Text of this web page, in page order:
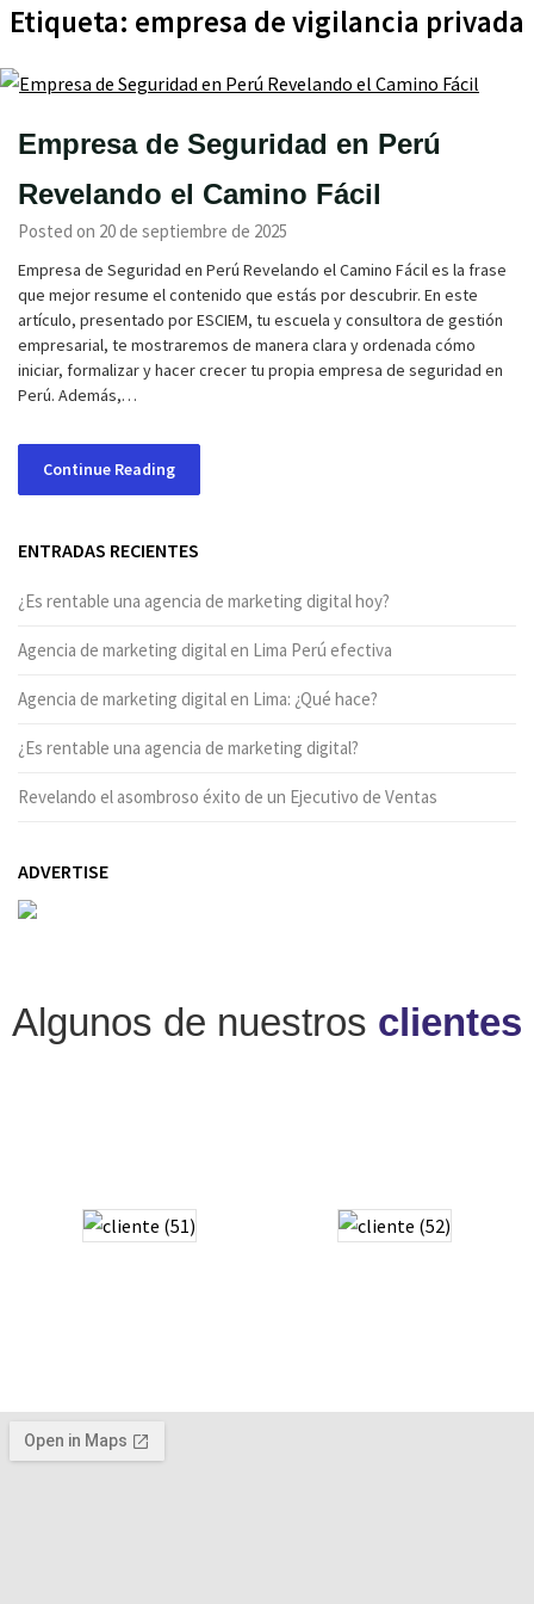
Etiqueta: empresa de vigilancia privada
Empresa de Seguridad en Perú
Revelando el Camino Fácil
Posted on 20 de septiembre de 2025
Empresa de Seguridad en Perú Revelando el Camino Fácil es la frase
que mejor resume el contenido que estás por descubrir. En este
artículo, presentado por ESCIEM, tu escuela y consultora de gestión
empresarial, te mostraremos de manera clara y ordenada cómo
iniciar, formalizar y hacer crecer tu propia empresa de seguridad en
Perú. Además,…
Continue Reading
ENTRADAS RECIENTES
¿Es rentable una agencia de marketing digital hoy?
Agencia de marketing digital en Lima Perú efectiva
Agencia de marketing digital en Lima: ¿Qué hace?
¿Es rentable una agencia de marketing digital?
Revelando el asombroso éxito de un Ejecutivo de Ventas
ADVERTISE
Algunos de nuestros clientes